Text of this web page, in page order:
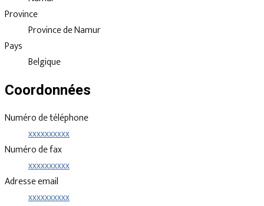
Province
Province de Namur
Pays
Belgique
Coordonnées
Numéro de téléphone
xxxxxxxxxx
Numéro de fax
xxxxxxxxxx
Adresse email
xxxxxxxxxx